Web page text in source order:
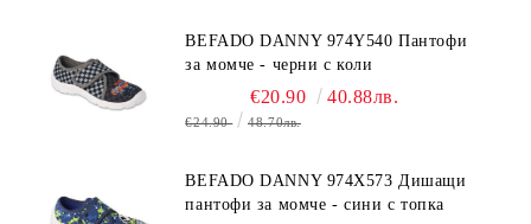
BEFADO DANNY 974Y540 Пантофи
за момче - черни с коли
€20.90 40.88лв.
€24.90 48.70лв.
BEFADO DANNY 974X573 Дишащи
пантофи за момче - сини с топка